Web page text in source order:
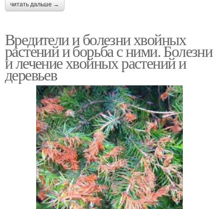
читать дальше →
Вредители и болезни хвойных
растений и борьба с ними. Болезни
и лечение хвойных растений и
деревьев